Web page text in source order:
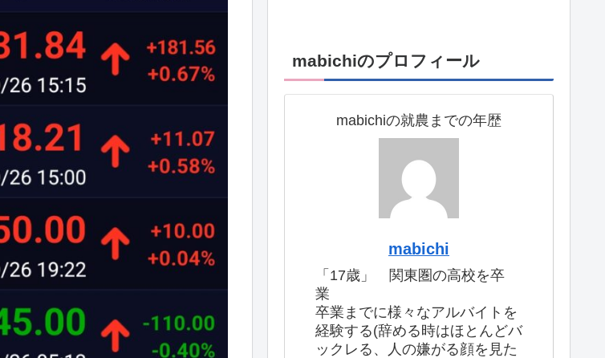
mabichiのプロフィール
mabichiの就農までの年歴
mabichi
「17歳」 関東圏の高校を卒
業
卒業までに様々なアルバイトを
経験する(辞める時はほとんどバ
ックレる、人の嫌がる顔を見た